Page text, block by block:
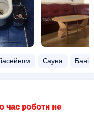
Сауна Бані
час роботи не